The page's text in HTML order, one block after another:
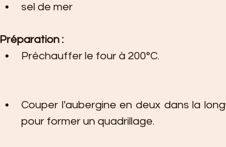
sel de mer
Préparation :
Préchauffer le four à 200°C.
Couper l'aubergine en deux dans la
pour former un quadrillage.